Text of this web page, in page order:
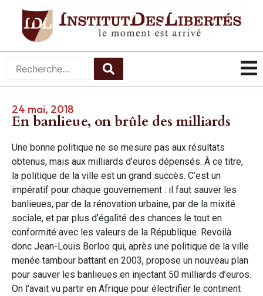
24 mai, 2018
En banlieue, on brûle des milliards
Une bonne politique ne se mesure pas aux résultats
obtenus, mais aux milliards d’euros dépensés. À ce titre,
la politique de la ville est un grand succès. C’est un
impératif pour chaque gouvernement : il faut sauver les
banlieues, par de la rénovation urbaine, par de la mixité
sociale, et par plus d’égalité des chances le tout en
conformité avec les valeurs de la République. Revoilà
donc Jean-Louis Borloo qui, après une politique de la ville
menée tambour battant en 2003, propose un nouveau plan
pour sauver les banlieues en injectant 50 milliards d’euros.
On l’avait vu partir en Afrique pour électrifier le continent